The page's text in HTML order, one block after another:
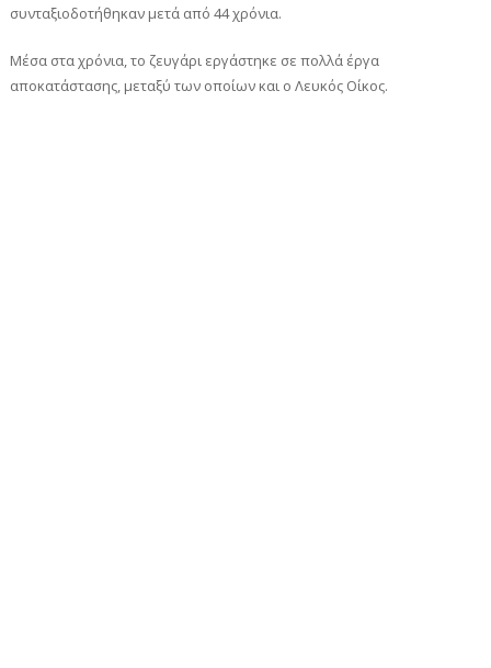
συνταξιοδοτήθηκαν μετά από 44 χρόνια.
Μέσα στα χρόνια, το ζευγάρι εργάστηκε σε πολλά έργα
αποκατάστασης, μεταξύ των οποίων και ο Λευκός Οίκος.